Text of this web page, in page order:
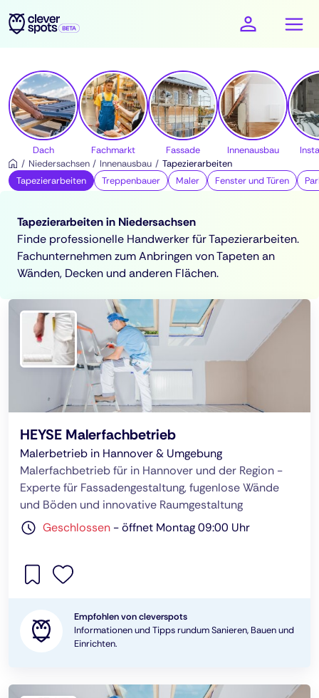
cleverspots - Handwerker
Dach Fachmarkt Fassade Innenausbau
Niedersachsen
Innenausbau
Tapezierarbeiten
Tapezierarbeiten
Treppenbauer Maler Fenster und Türen
Tapezierarbeiten in Niedersachsen
Finde professionelle Handwerker für Tapezierarbeiten.
Fachunternehmen zum Anbringen von Tapeten an
Wänden, Decken und anderen Flächen.
HEYSE Malerfachbetrieb
Malerbetrieb in Hannover & Umgebung
Malerfachbetrieb für in Hannover und der Region -
Experte für Fassadengestaltung, fugenlose Wände
und Böden und innovative Raumgestaltung
Geschlossen -öffnet Montag 09:00 Uhr
Empfohlen von cleverspots
Informationen und Tipps rundum Sanieren, Bauen und
Einrichten.